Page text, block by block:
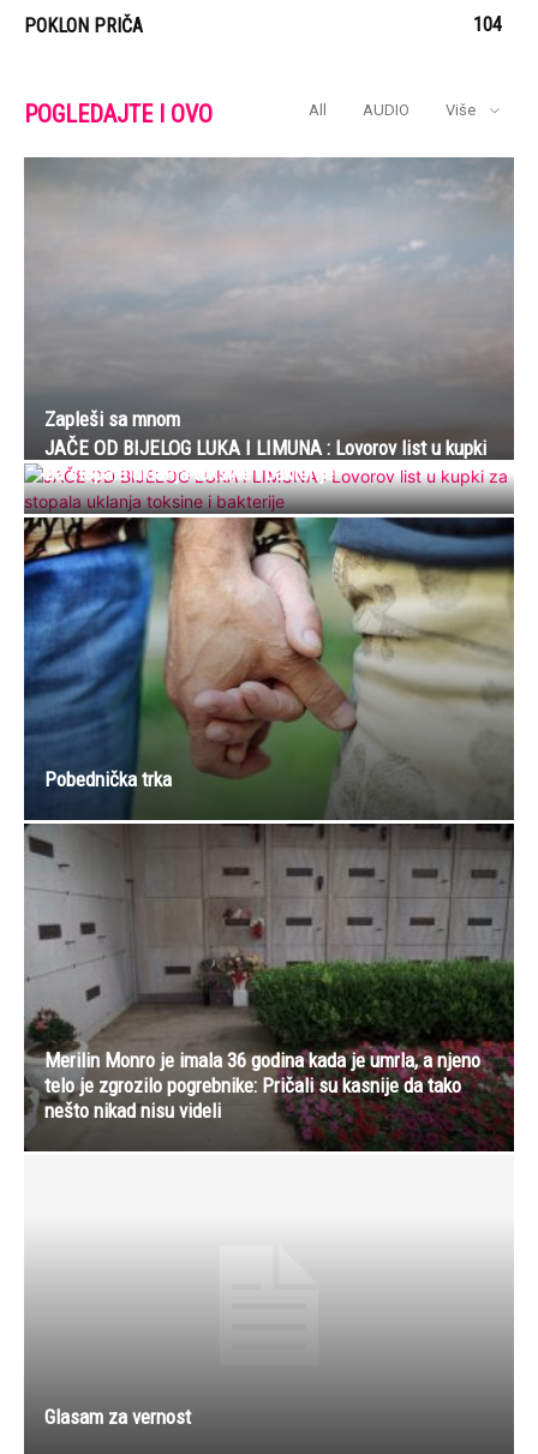
POKLON PRIČA 104
POGLEDAJTE I OVO All AUDIO Više
Zapleši sa mnom
JAČE OD BIJELOG LUKA I LIMUNA : Lovorov list u kupki
za stopala uklanja toksine i bakterije
Pobednička trka
Merilin Monro je imala 36 godina kada je umrla, a njeno
telo je zgrozilo pogrebnike: Pričali su kasnije da tako
nešto nikad nisu videli
Glasam za vernost